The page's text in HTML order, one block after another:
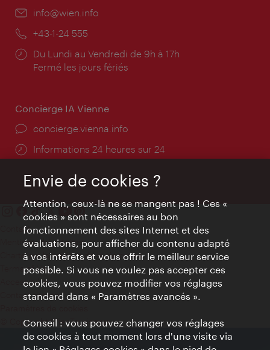
E-
info@wien.info
Téléphone:
+43-1-24 555
Horaires
d'ouverture:
Du Lundi au Vendredi de 9h à 17h
Fermé les jours fériés
Concierge IA Vienne
Ort:
concierge.vienna.info
Öffnungszeiten:
Informations 24 heures sur 24
Contact
Mentions obligatoires
Charte sur le respect de la vie privée
Terms of Use
Accessibilité
Contact presse
© Copyright WienTourismus
Envie de cookies ?
Attention, ceux-là ne se mangent pas ! Ces «
cookies » sont nécessaires au bon
fonctionnement des sites Internet et des
évaluations, pour afficher du contenu adapté
à vos intérêts et vous offrir le meilleur service
possible. Si vous ne voulez pas accepter ces
cookies, vous pouvez modifier vos réglages
standard dans « Paramètres avancés ».
Conseil : vous pouvez changer vos réglages
de cookies à tout moment lors d'une visite via